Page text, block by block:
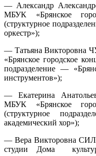
— Александр
МБУК «Брянское
(структурное
оркестр»);
— Татьяна Викторовна
«Брянское городское
подразделение —
инструментов»);
— Екатерина
МБУК «Брянское
(структурное
академический хор»);
— Вера Викторовна
студии Дома